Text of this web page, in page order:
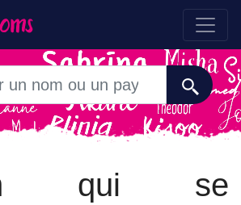
qui se